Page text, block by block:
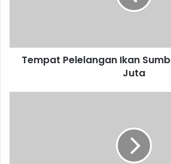
Tempat Pelelangan Ikan
Juta